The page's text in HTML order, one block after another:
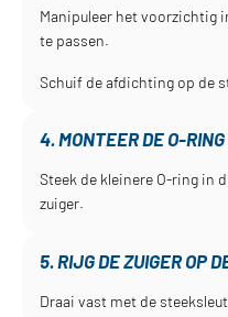
Manipuleer het voorzichtig
te passen.
Schuif de afdichting op de
4. MONTEER DE O-RING
Steek de kleinere O-ring in
zuiger.
5. RIJG DE ZUIGER OP
Draai vast met de